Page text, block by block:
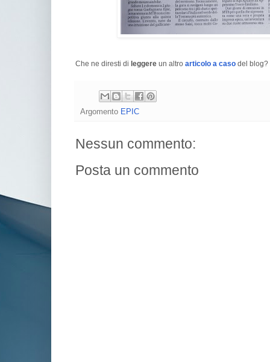
Che ne diresti di leggere un altro articolo a caso del blog?
Argomento EPIC
Nessun commento:
Posta un commento